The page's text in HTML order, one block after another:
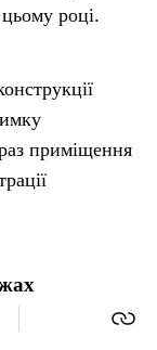
році.
приміщення